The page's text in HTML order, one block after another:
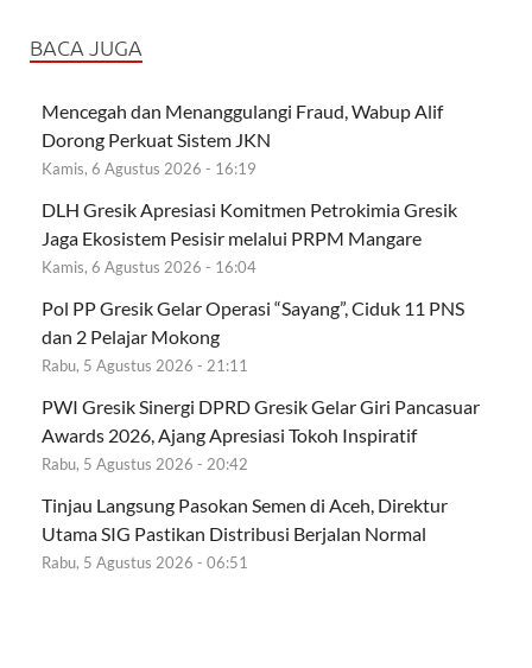
BACA JUGA
Mencegah dan Menanggulangi Fraud, Wabup Alif
Dorong Perkuat Sistem JKN
Kamis, 6 Agustus 2026 - 16:19
DLH Gresik Apresiasi Komitmen Petrokimia Gresik
Jaga Ekosistem Pesisir melalui PRPM Mangare
Kamis, 6 Agustus 2026 - 16:04
Pol PP Gresik Gelar Operasi “Sayang”, Ciduk 11 PNS
dan 2 Pelajar Mokong
Rabu, 5 Agustus 2026 - 21:11
PWI Gresik Sinergi DPRD Gresik Gelar Giri Pancasuar
Awards 2026, Ajang Apresiasi Tokoh Inspiratif
Rabu, 5 Agustus 2026 - 20:42
Tinjau Langsung Pasokan Semen di Aceh, Direktur
Utama SIG Pastikan Distribusi Berjalan Normal
Rabu, 5 Agustus 2026 - 06:51